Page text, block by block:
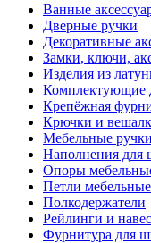
Ванные
Дверные ручки
Декоративные
Замки, ключи,
Изделия из
Комплектующие
Крепёжная
Крючки и
Мебельные ручки
Наполнения для
Опоры
Петли мебельные
Полкодержатели
Рейлинги и
Фурнитура для